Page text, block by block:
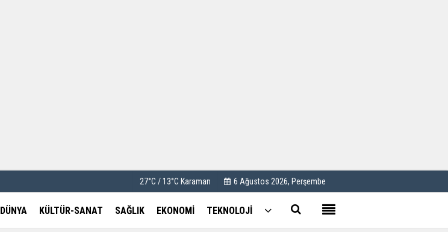
27°C / 13°C Karaman 6 Ağustos 2026, Perşembe
DÜNYA KÜLTÜR-SANAT SAĞLIK EKONOMİ TEKNOLOJİ